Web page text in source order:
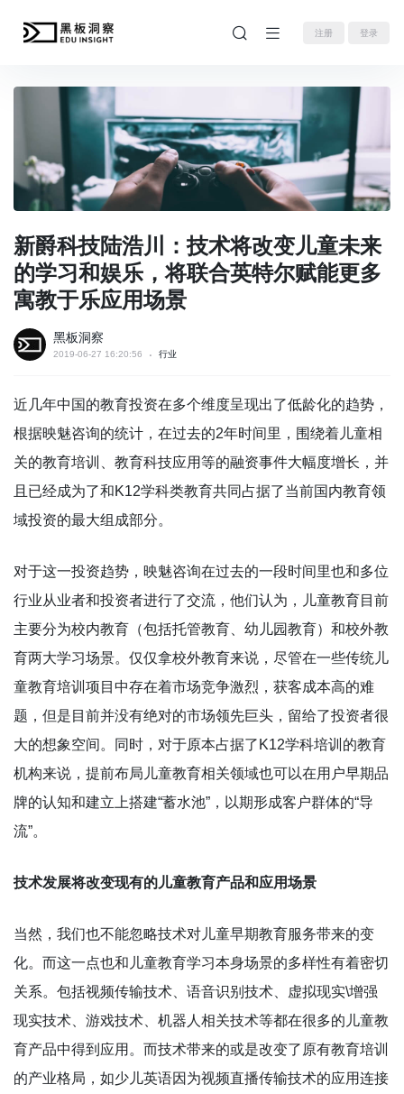
注册 登录
新爵科技陆浩川：技术将改变儿童未来
的学习和娱乐，将联合英特尔赋能更多
寓教于乐应用场景
黑板洞察
2019-06-27 16:20:56 行业
近几年中国的教育投资在多个维度呈现出了低龄化的趋势，
根据映魅咨询的统计，在过去的2年时间里，围绕着儿童相
关的教育培训、教育科技应用等的融资事件大幅度增长，并
且已经成为了和K12学科类教育共同占据了当前国内教育领
域投资的最大组成部分。
对于这一投资趋势，映魅咨询在过去的一段时间里也和多位
行业从业者和投资者进行了交流，他们认为，儿童教育目前
主要分为校内教育（包括托管教育、幼儿园教育）和校外教
育两大学习场景。仅仅拿校外教育来说，尽管在一些传统儿
童教育培训项目中存在着市场竞争激烈，获客成本高的难
题，但是目前并没有绝对的市场领先巨头，留给了投资者很
大的想象空间。同时，对于原本占据了K12学科培训的教育
机构来说，提前布局儿童教育相关领域也可以在用户早期品
牌的认知和建立上搭建“蓄水池”，以期形成客户群体的“导
流”。
技术发展将改变现有的儿童教育产品和应用场景
当然，我们也不能忽略技术对儿童早期教育服务带来的变
化。而这一点也和儿童教育学习本身场景的多样性有着密切
关系。包括视频传输技术、语音识别技术、虚拟现实\增强
现实技术、游戏技术、机器人相关技术等都在很多的儿童教
育产品中得到应用。而技术带来的或是改变了原有教育培训
的产业格局，如少儿英语因为视频直播传输技术的应用连接